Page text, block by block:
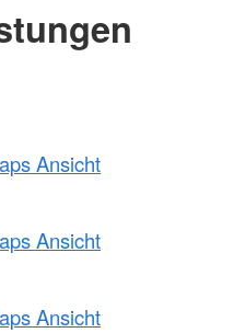
Ansicht
Ansicht
Ansicht